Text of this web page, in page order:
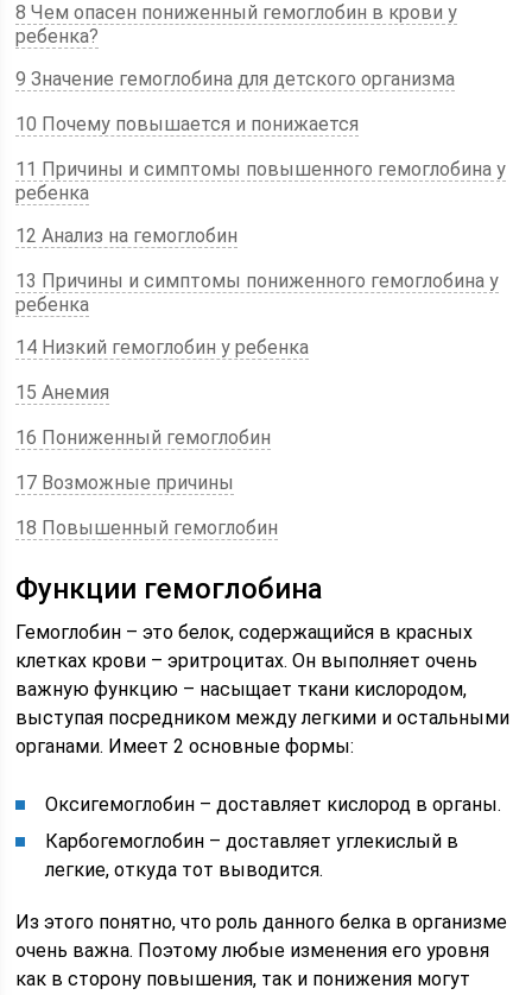
8 Чем опасен пониженный гемоглобин в крови у
ребенка?
9 Значение гемоглобина для детского организма
10 Почему повышается и понижается
11 Причины и симптомы повышенного гемоглобина у
ребенка
12 Анализ на гемоглобин
13 Причины и симптомы пониженного гемоглобина у
ребенка
14 Низкий гемоглобин у ребенка
15 Анемия
16 Пониженный гемоглобин
17 Возможные причины
18 Повышенный гемоглобин
Функции гемоглобина
Гемоглобин – это белок, содержащийся в красных
клетках крови – эритроцитах. Он выполняет очень
важную функцию – насыщает ткани кислородом,
выступая посредником между легкими и остальными
органами. Имеет 2 основные формы:
Оксигемоглобин – доставляет кислород в органы.
Карбогемоглобин – доставляет углекислый в
легкие, откуда тот выводится.
Из этого понятно, что роль данного белка в организме
очень важна. Поэтому любые изменения его уровня
как в сторону повышения, так и понижения могут